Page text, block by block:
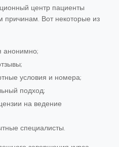
центр пациенты
причинам. Вот некоторые из
анонимно;
условия и номера;
подход;
на ведение
специалисты.